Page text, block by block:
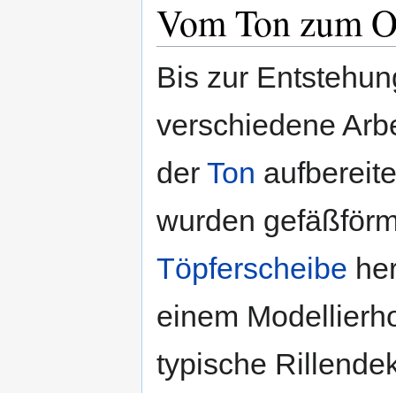
Vom Ton zum
Bis zur
verschiedene
der Ton
wurden
Töpferscheibe
einem
typische